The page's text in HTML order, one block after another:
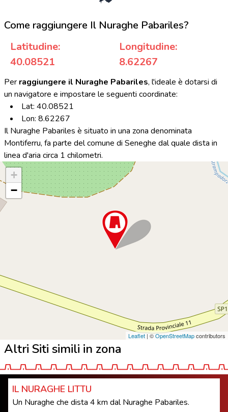
Come raggiungere Il Nuraghe Pabariles?
Latitudine:
40.08521
Longitudine:
8.62267
Per raggiungere il Nuraghe Pabariles, l'ideale è dotarsi di
un navigatore e impostare le seguenti coordinate:
Lat: 40.08521
Lon: 8.62267
Il Nuraghe Pabariles è situato in una zona denominata
Montiferru, fa parte del comune di Seneghe dal quale dista in
linea d'aria circa 1 chilometri.
+
−
Leaflet| ©OpenStreetMapcontributors
Altri Siti simili in zona
IL NURAGHE LITTU
Un Nuraghe che dista 4 km dal Nuraghe Pabariles.